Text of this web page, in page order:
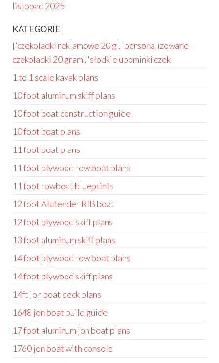
listopad 2025
KATEGORIE
['czekoladki reklamowe 20 g', 'personalizowane
czekoladki 20 gram', 'słodkie upominki czek
1 to 1 scale kayak plans
10 foot aluminum skiff plans
10 foot boat construction guide
10 foot boat plans
11 foot boat plans
11 foot plywood row boat plans
11 foot rowboat blueprints
12 foot Alutender RIB boat
12 foot plywood skiff plans
13 foot aluminum skiff plans
14 foot plywood row boat plans
14 foot plywood skiff plans
14ft jon boat deck plans
1648 jon boat build guide
17 foot aluminum jon boat plans
1760 jon boat with console